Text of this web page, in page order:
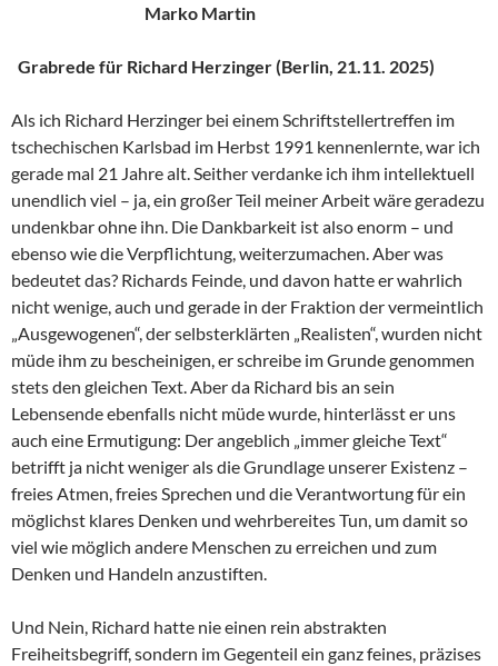
Marko Martin
Grabrede für Richard Herzinger (Berlin, 21.11. 2025)
Als ich Richard Herzinger bei einem Schriftstellertreffen im
tschechischen Karlsbad im Herbst 1991 kennenlernte, war ich
gerade mal 21 Jahre alt. Seither verdanke ich ihm intellektuell
unendlich viel – ja, ein großer Teil meiner Arbeit wäre geradezu
undenkbar ohne ihn. Die Dankbarkeit ist also enorm – und
ebenso wie die Verpflichtung, weiterzumachen. Aber was
bedeutet das? Richards Feinde, und davon hatte er wahrlich
nicht wenige, auch und gerade in der Fraktion der vermeintlich
„Ausgewogenen“, der selbsterklärten „Realisten“, wurden nicht
müde ihm zu bescheinigen, er schreibe im Grunde genommen
stets den gleichen Text. Aber da Richard bis an sein
Lebensende ebenfalls nicht müde wurde, hinterlässt er uns
auch eine Ermutigung: Der angeblich „immer gleiche Text“
betrifft ja nicht weniger als die Grundlage unserer Existenz –
freies Atmen, freies Sprechen und die Verantwortung für ein
möglichst klares Denken und wehrbereites Tun, um damit so
viel wie möglich andere Menschen zu erreichen und zum
Denken und Handeln anzustiften.
Und Nein, Richard hatte nie einen rein abstrakten
Freiheitsbegriff, sondern im Gegenteil ein ganz feines, präzises